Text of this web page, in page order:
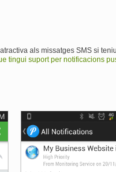
als missatges SMS si
tingui suport per notificacions